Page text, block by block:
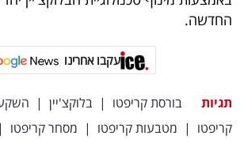
פרסמו
אחרינו:
החדשה.
עקבו אחרינו
תגיות בורסת קריפטו | בלוקצ'יין |
קריפטו | מטבעות קריפטו | מסחר קריפטו |